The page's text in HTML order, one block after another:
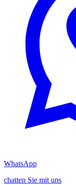
WhatsApp
chatten Sie mit uns